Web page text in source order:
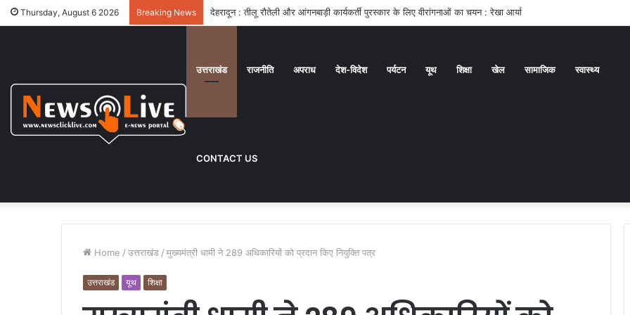
Thursday, August 6 2026 Breaking News देहरादून : प्रदेश महामंत्री से तरुण बंसल को बड़ी जिम्मेदारी
उत्तराखंड राजनीति अपराध देश-विदेश पर्यटन यूथ शिक्षा खेल सामाजिक स्वास्थ्य
CONTACT US
Home / उत्तराखंड / मुख्यमंत्री धामी ने 289 अधिकारियों को प्रदान किए नियुक्ति पत्र
उत्तराखंड यूथ शिक्षा